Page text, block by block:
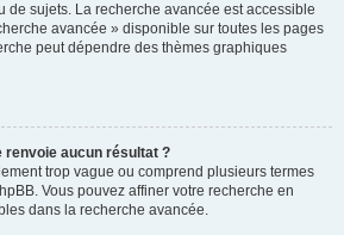
de sujets. La recherche avancée est accessible
avancée » disponible sur toutes les pages
peut dépendre des thèmes graphiques
renvoie aucun résultat ?
trop vague ou comprend plusieurs termes
Vous pouvez affiner votre recherche en
dans la recherche avancée.